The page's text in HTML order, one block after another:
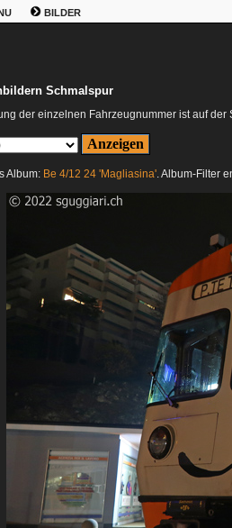
BILDER
Schmalspur
der einzelnen Fahrzeugnummer ist auf der
Album: Be 4/12 24 'Magliasina'. Album-Filter